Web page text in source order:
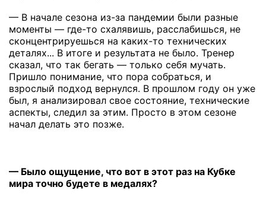
— В начале сезона из-за пандемии были разные
моменты — где-то схалявишь, расслабишься, не
сконцентрируешься на каких-то технических
деталях... В итоге и результата не было. Тренер
сказал, что так бегать — только себя мучать.
Пришло понимание, что пора собраться, и
взрослый подход вернулся. В прошлом году он уже
был, я анализировал свое состояние, технические
аспекты, следил за этим. Просто в этом сезоне
начал делать это позже.
— Было ощущение, что вот в этот раз на Кубке
мира точно будете в медалях?